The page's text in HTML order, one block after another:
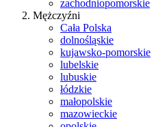
zachodniopomorskie
Mężczyźni
Cała Polska
dolnośląskie
kujawsko-pomorskie
lubelskie
lubuskie
łódzkie
małopolskie
mazowieckie